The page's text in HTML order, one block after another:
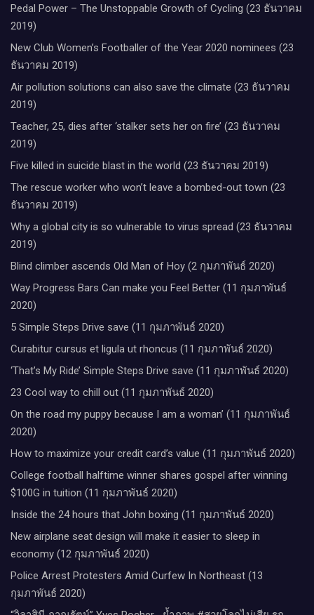
Pedal Power – The Unstoppable Growth of Cycling (23 ธันวาคม
2019)
New Club Women’s Footballer of the Year 2020 nominees (23
ธันวาคม 2019)
Air pollution solutions can also save the climate (23 ธันวาคม
2019)
Teacher, 25, dies after ‘stalker sets her on fire’ (23 ธันวาคม
2019)
Five killed in suicide blast in the world (23 ธันวาคม 2019)
The rescue worker who won’t leave a bombed-out town (23
ธันวาคม 2019)
Why a global city is so vulnerable to virus spread (23 ธันวาคม
2019)
Blind climber ascends Old Man of Hoy (2 กุมภาพันธ์ 2020)
Way Progress Bars Can make you Feel Better (11 กุมภาพันธ์
2020)
5 Simple Steps Drive save (11 กุมภาพันธ์ 2020)
Curabitur cursus et ligula ut rhoncus (11 กุมภาพันธ์ 2020)
‘That’s My Ride’ Simple Steps Drive save (11 กุมภาพันธ์ 2020)
23 Cool way to chill out (11 กุมภาพันธ์ 2020)
On the road my puppy because I am a woman’ (11 กุมภาพันธ์
2020)
How to maximize your credit card’s value (11 กุมภาพันธ์ 2020)
College football halftime winner shares gospel after winning
$100G in tuition (11 กุมภาพันธ์ 2020)
Inside the 24 hours that John boxing (11 กุมภาพันธ์ 2020)
New airplane seat design will make it easier to sleep in
economy (12 กุมภาพันธ์ 2020)
Police Arrest Protesters Amid Curfew In Northeast (13
กุมภาพันธ์ 2020)